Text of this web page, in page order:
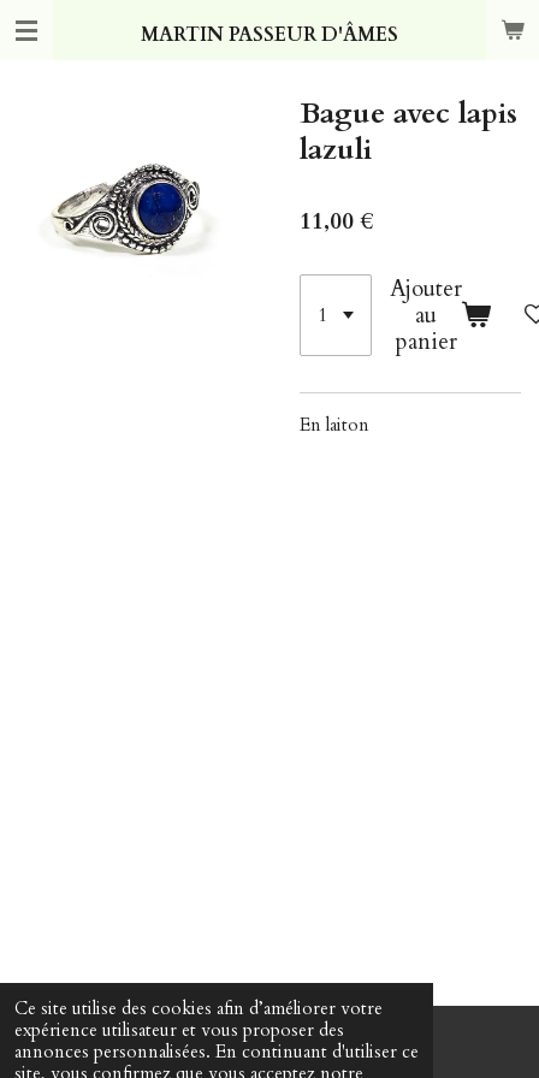
Ce site utilise des cookies afin d’améliorer votre
expérience utilisateur et vous proposer des
annonces personnalisées. En continuant d'utiliser ce
site, vous confirmez que vous acceptez notre
Passer
MARTIN PASSEUR D'ÂMES
Bague avec lapis
lazuli
11,00 €
Ajouter
au
panier
En laiton
© 2022 - 2026 Martin Passeur d'âmes